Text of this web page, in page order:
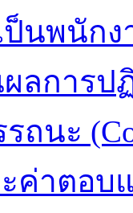
ป็นพนักง
ลการป
ถนะ
ะค่าตอบ